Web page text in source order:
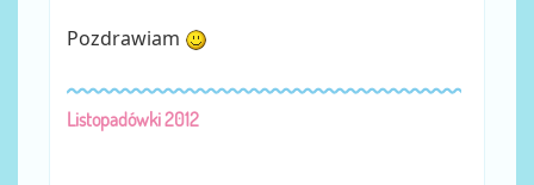
Pozdrawiam
Listopadówki 2012